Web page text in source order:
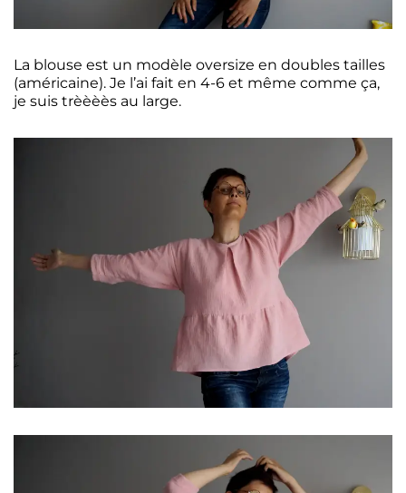
La blouse est un modèle oversize en doubles tailles
(américaine). Je l’ai fait en 4-6 et même comme ça,
je suis trèèèès au large.